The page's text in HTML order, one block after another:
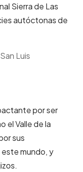
Sierra de Las
autóctonas de
Luis
por ser
el Valle de la
sus
mundo, y